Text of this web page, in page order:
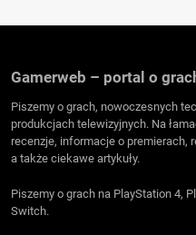
Gamerweb – portal o
Piszemy o grach, nowoczesnych
produkcjach telewizyjnych. Na
recenzje, informacje o premierach,
a także ciekawe artykuły.
Piszemy o grach na PlayStation 4,
Switch.